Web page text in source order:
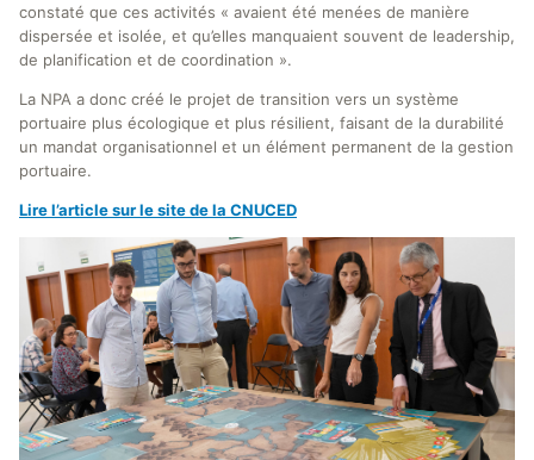
constaté que ces activités « avaient été menées de manière
dispersée et isolée, et qu’elles manquaient souvent de leadership,
de planification et de coordination ».
La NPA a donc créé le projet de transition vers un système
portuaire plus écologique et plus résilient, faisant de la durabilité
un mandat organisationnel et un élément permanent de la gestion
portuaire.
Lire l’article sur le site de la CNUCED